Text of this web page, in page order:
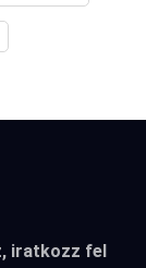
iratkozz fel